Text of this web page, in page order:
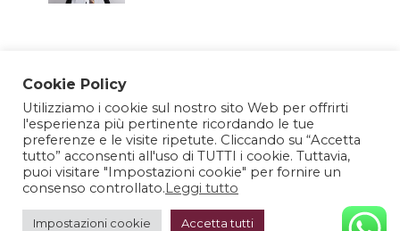
Cookie Policy
Utilizziamo i cookie sul nostro sito Web per offrirti
l'esperienza più pertinente ricordando le tue
preferenze e le visite ripetute. Cliccando su “Accetta
tutto” acconsenti all'uso di TUTTI i cookie. Tuttavia,
puoi visitare "Impostazioni cookie" per fornire un
consenso controllato.Leggi tutto
Impostazioni cookie Accetta tutti